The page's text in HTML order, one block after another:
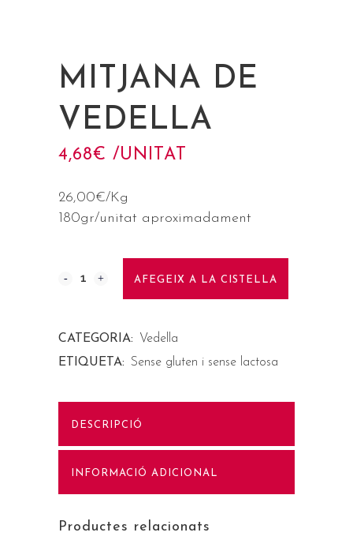
MITJANA DE
VEDELLA
4,68€ /UNITAT
26,00€/Kg
180gr/unitat aproximadament
AFEGEIX A LA CISTELLA
CATEGORIA:
Vedella
ETIQUETA: Sense gluten i sense lactosa
DESCRIPCIÓ
INFORMACIÓ ADICIONAL
Productes relacionats